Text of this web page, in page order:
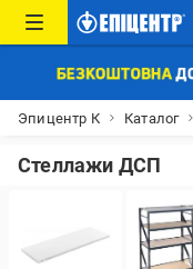
Эпицентр К Каталог
Стеллажи ДСП